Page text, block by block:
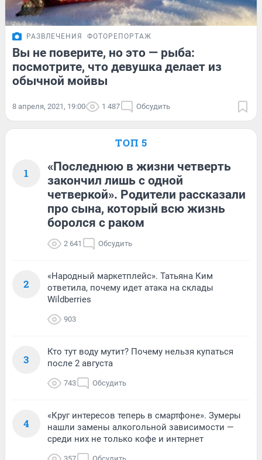
РАЗВЛЕЧЕНИЯ ФОТОРЕПОРТАЖ
Вы не поверите, но это — рыба:
посмотрите, что девушка делает из
обычной мойвы
8 апреля, 2021, 19:00 1 487 Обсудить
ТОП 5
1
«Последнюю в жизни четверть
закончил лишь с одной
четверкой». Родители рассказали
про сына, который всю жизнь
боролся с раком
2 641 Обсудить
2
«Народный маркетплейс». Татьяна Ким
ответила, почему идет атака на склады
Wildberries
903
3
Кто тут воду мутит? Почему нельзя купаться
после 2 августа
743 Обсудить
4
«Круг интересов теперь в смартфоне». Зумеры
нашли замены алкогольной зависимости —
среди них не только кофе и интернет